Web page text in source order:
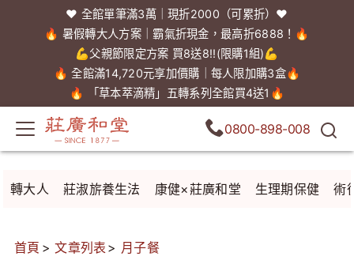
❤️ 全館單筆滿3萬｜現折2000（可累折）❤️
🔥 暑假轉大人方案｜霸氣折現金，最高折6888！🔥
💪父親節限定方案 買8送8!!(限購1組)💪
🔥 全館滿14,720元享加價購｜每人限加購3盒🔥
🔥 「草本萃滴精」五轉系列全館買4送1🔥
0800-898-008
轉大人 莊淑旂養生法 康健×莊廣和堂 生理期保健 術
首頁 文章列表 月子餐